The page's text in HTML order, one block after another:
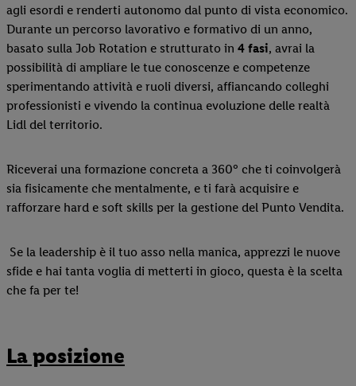
agli esordi e renderti autonomo dal punto di vista economico.
Durante un percorso lavorativo e formativo di un anno,
basato sulla Job Rotation e strutturato in 4 fasi, avrai la
possibilità di ampliare le tue conoscenze e competenze
sperimentando attività e ruoli diversi, affiancando colleghi
professionisti e vivendo la continua evoluzione delle realtà
Lidl del territorio.
Riceverai una formazione concreta a 360° che ti coinvolgerà
sia fisicamente che mentalmente, e ti farà acquisire e
rafforzare hard e soft skills per la gestione del Punto Vendita.
Se la leadership è il tuo asso nella manica, apprezzi le nuove
sfide e hai tanta voglia di metterti in gioco, questa è la scelta
che fa per te!
La posizione